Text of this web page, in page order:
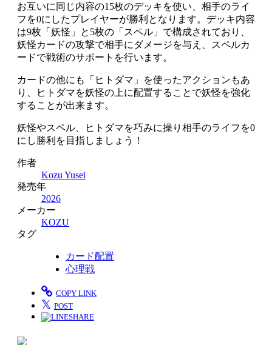
お互いに同じ内容の15枚のデッキを使い、相手のライ
フを0にしたプレイヤーが勝利となります。デッキ内容
は9枚「妖怪」と5枚の「スペル」で構成されており、
妖怪カードの攻撃で相手にダメージを与え、スペルカ
ードで戦術のサポートを行います。
カードの他にも「ヒトダマ」を使ったアクションもあ
り、ヒトダマを妖怪の上に配置することで妖怪を強化
することが出来ます。
妖怪やスペル、ヒトダマを巧みに操り相手のライフを0
にし勝利を目指しましょう！
作者
Kozu Yusei
発売年
2026
メーカー
KOZU
タグ
カード配置
心理戦
COPY LINK
𝕏 POST
SHARE